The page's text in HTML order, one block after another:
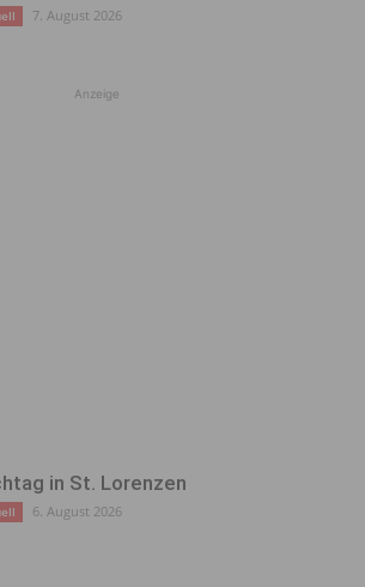
7. August 2026
Anzeige
in St. Lorenzen
6. August 2026